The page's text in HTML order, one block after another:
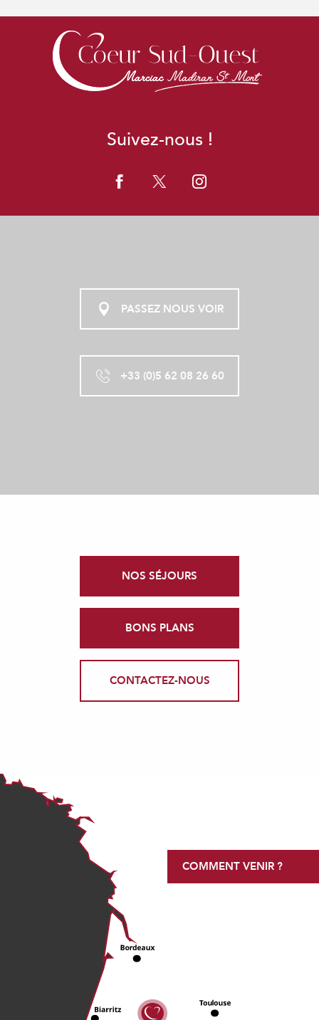
Suivez-nous !
PASSEZ NOUS VOIR
+33 (0)5 62 08 26 60
NOS SÉJOURS
BONS PLANS
CONTACTEZ-NOUS
COMMENT VENIR ?